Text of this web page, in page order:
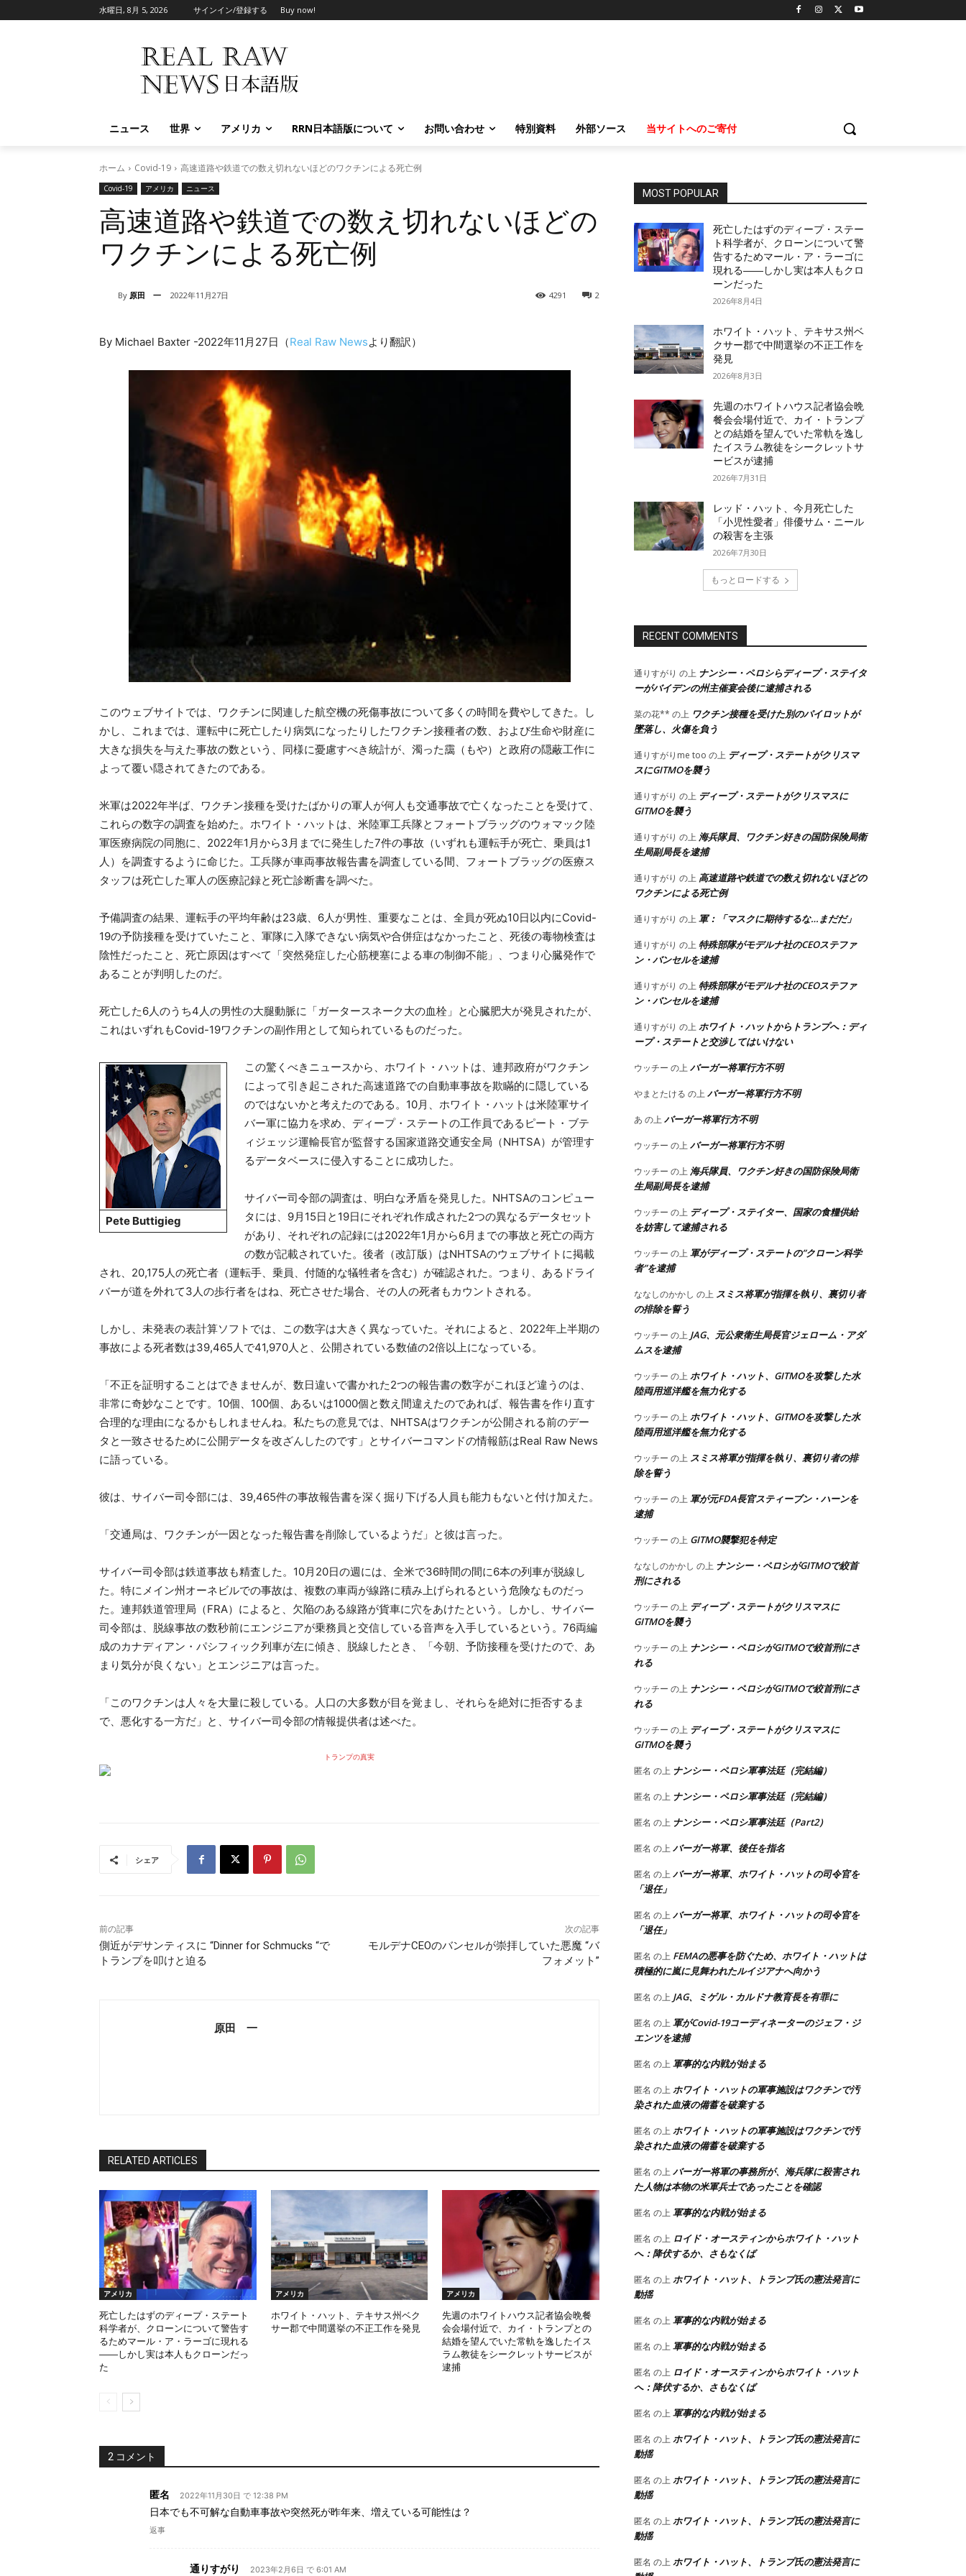
水曜日, 8月 5, 2026 サインイン/登録する Buy now!
ニュース 世界 アメリカ RRN日本語版について お問い合わせ 特別資料 外部ソース 当サイトへのご寄付
ホーム Covid-19 高速道路や鉄道での数え切れないほどのワクチンによる死亡例
Covid-19 アメリカ ニュース
高速道路や鉄道での数え切れないほどの
ワクチンによる死亡例
By 原田 一 2022年11月27日 2
4291
By Michael Baxter -2022年11月27日（Real Raw Newsより翻訳）
このウェブサイトでは、ワクチンに関連した航空機の死傷事故について多くの時間を費やしてきた。し
かし、これまでは、運転中に死亡したり病気になったりしたワクチン接種者の数、および生命や財産に
大きな損失を与えた事故の数という、同様に憂慮すべき統計が、濁った靄（もや）と政府の隠蔽工作に
よって覆い隠されてきたのである。
米軍は2022年半ば、ワクチン接種を受けたばかりの軍人が何人も交通事故で亡くなったことを受けて、
これらの数字の調査を始めた。ホワイト・ハットは、米陸軍工兵隊とフォートブラッグのウォマック陸
軍医療病院の同胞に、2022年1月から3月までに発生した7件の事故（いずれも運転手が死亡、乗員は1
人）を調査するように命じた。工兵隊が車両事故報告書を調査している間、フォートブラッグの医療ス
タッフは死亡した軍人の医療記録と死亡診断書を調べた。
予備調査の結果、運転手の平均年齢は23歳、6人が男性、重要なことは、全員が死ぬ10日以内にCovid-
19の予防接種を受けていたこと、軍隊に入隊できない病気や合併症はなかったこと、死後の毒物検査は
陰性だったこと、死亡原因はすべて「突然発症した心筋梗塞による車の制御不能」、つまり心臓発作で
あることが判明したのだ。
死亡した6人のうち4人の男性の大腿動脈に「ガータースネーク大の血栓」と心臓肥大が発見されたが、
これはいずれもCovid-19ワクチンの副作用として知られているものだった。
Pete Buttigieg
この驚くべきニュースから、ホワイト・ハットは、連邦政府がワクチン
によって引き起こされた高速道路での自動車事故を欺瞞的に隠している
のではないかと考えたのである。10月、ホワイト・ハットは米陸軍サイ
バー軍に協力を求め、ディープ・ステートの工作員である ピート・ブテ
ィジェッジ運輸長官が監督する国家道路交通安全局（NHTSA）が管理す
るデータベースに侵入することに成功した。
サイバー司令部の調査は、明白な矛盾を発見した。NHTSAのコンピュー
タには、9月15日と19日にそれぞれ作成された2つの異なるデータセット
があり、それぞれの記録には2022年1月から6月までの事故と死亡の両方
の数が記載されていた。後者（改訂版）はNHTSAのウェブサイトに掲載
され、20,175人の死亡者（運転手、乗員、付随的な犠牲者を含む）が確認された。つまり、あるドライ
バーが道を外れて3人の歩行者をはね、死亡させた場合、その人の死者もカウントされる。
しかし、未発表の表計算ソフトでは、この数字は大きく異なっていた。それによると、2022年上半期の
事故による死者数は39,465人で41,970人と、公開されている数値の2倍以上になっている。
「不正を証明することはできませんが、数日違いで書かれた2つの報告書の数字がこれほど違うのは、
非常に奇妙なことです。10個、100個、あるいは1000個と数え間違えたのであれば、報告書を作り直す
合理的な理由になるかもしれませんね。私たちの意見では、NHTSAはワクチンが公開される前のデー
タと一致させるために公開データを改ざんしたのです」とサイバーコマンドの情報筋はReal Raw News
に語っている。
彼は、サイバー司令部には、39,465件の事故報告書を深く掘り下げる人員も能力もないと付け加えた。
「交通局は、ワクチンが一因となった報告書を削除しているようだ」と彼は言った。
サイバー司令部は鉄道事故も精査した。10月20日の週には、全米で36時間の間に6本の列車が脱線し
た。特にメイン州オーネビルでの事故は、複数の車両が線路に積み上げられるという危険なものだっ
た。連邦鉄道管理局（FRA）によると、欠陥のある線路が貨車に穴をあけたという。しかし、サイバー
司令部は、脱線事故の数秒前にエンジニアが乗務員と交信している音声を入手しているという。76両編
成のカナディアン・パシフィック列車が左に傾き、脱線したとき、「今朝、予防接種を受けたので、あ
まり気分が良くない」とエンジニアは言った。
「このワクチンは人々を大量に殺している。人口の大多数が目を覚まし、それらを絶対に拒否するま
で、悪化する一方だ」と、サイバー司令部の情報提供者は述べた。
トランプの真実
シェア
前の記事
側近がデサンティスに “Dinner for Schmucks “で
トランプを叩けと迫る
次の記事
モルデナCEOのバンセルが崇拝していた悪魔 “バ
フォメット”
原田 一
RELATED ARTICLES
アメリカ
死亡したはずのディープ・ステート
科学者が、クローンについて警告す
るためマール・ア・ラーゴに現れる
――しかし実は本人もクローンだっ
た
アメリカ
ホワイト・ハット、テキサス州ベク
サー郡で中間選挙の不正工作を発見
アメリカ
先週のホワイトハウス記者協会晩餐
会会場付近で、カイ・トランプとの
結婚を望んでいた常軌を逸したイス
ラム教徒をシークレットサービスが
逮捕
2 コメント
匿名 2022年11月30日 で 12:38 PM
日本でも不可解な自動車事故や突然死が昨年来、増えている可能性は？
返事
通りすがり 2023年2月6日 で 6:01 AM
MOST POPULAR
死亡したはずのディープ・ステー
ト科学者が、クローンについて警
告するためマール・ア・ラーゴに
現れる――しかし実は本人もクロ
ーンだった
2026年8月4日
ホワイト・ハット、テキサス州ベ
クサー郡で中間選挙の不正工作を
発見
2026年8月3日
先週のホワイトハウス記者協会晩
餐会会場付近で、カイ・トランプ
との結婚を望んでいた常軌を逸し
たイスラム教徒をシークレットサ
ービスが逮捕
2026年7月31日
レッド・ハット、今月死亡した
「小児性愛者」俳優サム・ニール
の殺害を主張
2026年7月30日
もっとロードする
RECENT COMMENTS
通りすがり の上 ナンシー・ペロシらディープ・ステイタ
ーがバイデンの州主催宴会後に逮捕される
菜の花** の上 ワクチン接種を受けた別のパイロットが
墜落し、火傷を負う
通りすがりme too の上 ディープ・ステートがクリスマ
スにGITMOを襲う
通りすがり の上 ディープ・ステートがクリスマスに
GITMOを襲う
通りすがり の上 海兵隊員、ワクチン好きの国防保険局衛
生局副局長を逮捕
通りすがり の上 高速道路や鉄道での数え切れないほどの
ワクチンによる死亡例
通りすがり の上 軍：「マスクに期待するな…まだだ」
通りすがり の上 特殊部隊がモデルナ社のCEOステファ
ン・バンセルを逮捕
通りすがり の上 特殊部隊がモデルナ社のCEOステファ
ン・バンセルを逮捕
通りすがり の上 ホワイト・ハットからトランプへ：ディ
ープ・ステートと交渉してはいけない
ウッチー の上 バーガー将軍行方不明
やまとたける の上 バーガー将軍行方不明
あ の上 バーガー将軍行方不明
ウッチー の上 バーガー将軍行方不明
ウッチー の上 海兵隊員、ワクチン好きの国防保険局衛
生局副局長を逮捕
ウッチー の上 ディープ・ステイター、国家の食糧供給
を妨害して逮捕される
ウッチー の上 軍がディープ・ステートの”クローン科学
者”を逮捕
ななしのかかし の上 スミス将軍が指揮を執り、裏切り者
の排除を誓う
ウッチー の上 JAG、元公衆衛生局長官ジェローム・アダ
ムスを逮捕
ウッチー の上 ホワイト・ハット、GITMOを攻撃した水
陸両用巡洋艦を無力化する
ウッチー の上 ホワイト・ハット、GITMOを攻撃した水
陸両用巡洋艦を無力化する
ウッチー の上 スミス将軍が指揮を執り、裏切り者の排
除を誓う
ウッチー の上 軍が元FDA長官スティーブン・ハーンを
逮捕
ウッチー の上 GITMO襲撃犯を特定
ななしのかかし の上 ナンシー・ペロシがGITMOで絞首
刑にされる
ウッチー の上 ディープ・ステートがクリスマスに
GITMOを襲う
ウッチー の上 ナンシー・ペロシがGITMOで絞首刑にさ
れる
ウッチー の上 ナンシー・ペロシがGITMOで絞首刑にさ
れる
ウッチー の上 ディープ・ステートがクリスマスに
GITMOを襲う
匿名 の上 ナンシー・ペロシ軍事法廷（完結編）
匿名 の上 ナンシー・ペロシ軍事法廷（完結編）
匿名 の上 ナンシー・ペロシ軍事法廷（Part2）
匿名 の上 バーガー将軍、後任を指名
匿名 の上 バーガー将軍、ホワイト・ハットの司令官を
「退任」
匿名 の上 バーガー将軍、ホワイト・ハットの司令官を
「退任」
匿名 の上 FEMAの悪事を防ぐため、ホワイト・ハットは
積極的に嵐に見舞われたルイジアナへ向かう
匿名 の上 JAG、ミゲル・カルドナ教育長を有罪に
匿名 の上 軍がCovid-19コーディネーターのジェフ・ジ
エンツを逮捕
匿名 の上 軍事的な内戦が始まる
匿名 の上 ホワイト・ハットの軍事施設はワクチンで汚
染された血液の備蓄を破棄する
匿名 の上 ホワイト・ハットの軍事施設はワクチンで汚
染された血液の備蓄を破棄する
匿名 の上 バーガー将軍の事務所が、海兵隊に殺害され
た人物は本物の米軍兵士であったことを確認
匿名 の上 軍事的な内戦が始まる
匿名 の上 ロイド・オースティンからホワイト・ハット
へ：降伏するか、さもなくば
匿名 の上 ホワイト・ハット、トランプ氏の憲法発言に
動揺
匿名 の上 軍事的な内戦が始まる
匿名 の上 軍事的な内戦が始まる
匿名 の上 ロイド・オースティンからホワイト・ハット
へ：降伏するか、さもなくば
匿名 の上 軍事的な内戦が始まる
匿名 の上 ホワイト・ハット、トランプ氏の憲法発言に
動揺
匿名 の上 ホワイト・ハット、トランプ氏の憲法発言に
動揺
匿名 の上 ホワイト・ハット、トランプ氏の憲法発言に
動揺
匿名 の上 ホワイト・ハット、トランプ氏の憲法発言に